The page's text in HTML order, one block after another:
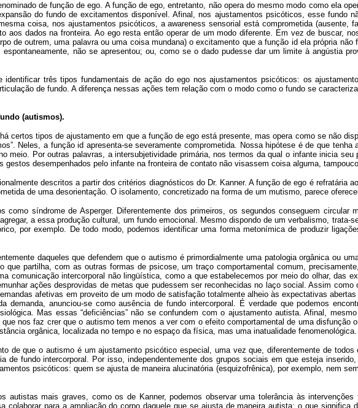
de função de ego. A função de ego, entretanto, não opera do mesmo modo como ela
do fundo de excitamentos disponível. Afinal, nos ajustamentos psicóticos, esse fundo
coisa, nos ajustamentos psicóticos, a awareness sensorial está comprometida (ausente,
aos dados na fronteira. Ao ego resta então operar de um modo diferente. Em vez de buscar,
de outrem, uma palavra ou uma coisa mundana) o excitamento que a função id ela própria
não se apresentou; ou, como se o dado pudesse dar um limite à angústia
identificar três tipos fundamentais de ação do ego nos ajustamentos psicóticos: os
de fundo. A diferença nessas ações tem relação com o modo como o fundo se
(autismos).
certos tipos de ajustamento em que a função de ego está presente, mas opera como se não
Neles, a função id apresenta-se severamente comprometida. Nossa hipótese é de que
meio. Por outras palavras, a intersubjetividade primária, nos termos da qual o infante inicia
desempenhados pelo infante na fronteira de contato não visassem coisa alguma,
descritos a partir dos critérios diagnósticos do Dr. Kanner. A função de ego é refratária
de uma desorientação. O isolamento, concretizado na forma de um mutismo, parece
como síndrome de Asperger. Diferentemente dos primeiros, os segundos conseguem
a essa produção cultural, um fundo emocional. Mesmo dispondo de um verbalismo,
por exemplo. De todo modo, podemos identificar uma forma metonímica de produzir
daqueles que defendem que o autismo é primordialmente uma patologia orgânica ou
que partilha, com as outras formas de psicose, um traço comportamental comum,
comunicação intercorporal não lingüística, como a que estabelecemos por meio do olhar, das
ações desprovidas de metas que pudessem ser reconhecidas no laço social. Assim
afetivas em proveito de um modo de satisfação totalmente alheio às expectativas
demanda, anunciou-se como ausência de fundo intercorporal. É verdade que podemos
Mas essas “deficiências” não se confundem com o ajustamento autista. Afinal,
nos faz crer que o autismo tem menos a ver com o efeito comportamental de uma
orgânica, localizada no tempo e no espaço da física, mas uma inatualidade fenomenológica.
de que o autismo é um ajustamento psicótico especial, uma vez que, diferentemente de
de fundo intercorporal. Por isso, independentemente dos grupos sociais em que esteja
psicóticos: quem se ajusta de maneira alucinatória (esquizofrênica), por exemplo, nem
autistas mais graves, como os de Kanner, podemos observar uma tolerância às
colaborar para a ampliação do corpo daquele que se ajusta de maneira autista; o que